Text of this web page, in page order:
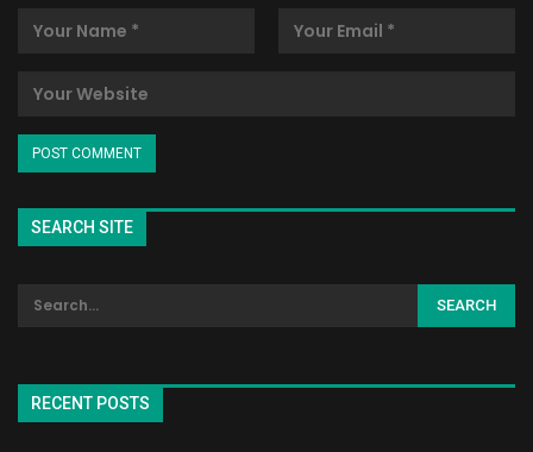
SEARCH SITE
RECENT POSTS